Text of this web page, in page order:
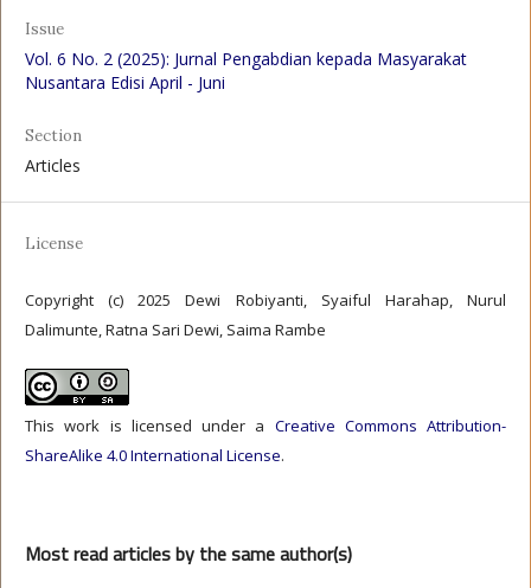
Issue
Vol. 6 No. 2 (2025): Jurnal Pengabdian kepada Masyarakat
Nusantara Edisi April - Juni
Section
Articles
License
Copyright (c) 2025 Dewi Robiyanti, Syaiful Harahap, Nurul
Dalimunte, Ratna Sari Dewi, Saima Rambe
This work is licensed under a Creative Commons Attribution-
ShareAlike 4.0 International License.
Most read articles by the same author(s)